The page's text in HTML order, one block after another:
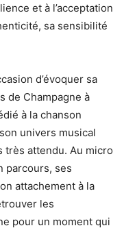
et à l’acceptation
sa sensibilité
d’évoquer sa
de Champagne à
à la chanson
univers musical
très attendu. Au micro
parcours, ses
attachement à la
les
pour un moment qui